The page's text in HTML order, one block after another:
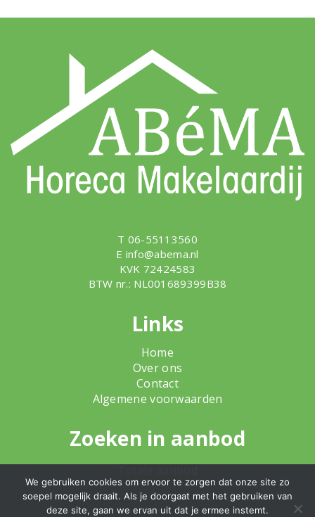
T 06-55113560
E info@abema.nl
KVK 72424583
BTW nr.: NL001689399B38
Links
Home
Over ons
Contact
Algemene voorwaarden
Zoeken in aanbod
We gebruiken cookies om ervoor te zorgen dat onze site zo
soepel mogelijk draait. Als je doorgaat met het gebruiken van
deze site, gaan we ervan uit dat je ermee instemt.